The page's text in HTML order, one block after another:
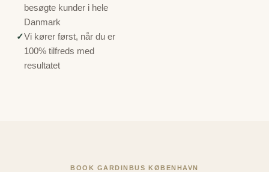
besøgte kunder i hele
Danmark
✓Vi kører først, når du er
100% tilfreds med
resultatet
BOOK GARDINBUS KØBENHAVN